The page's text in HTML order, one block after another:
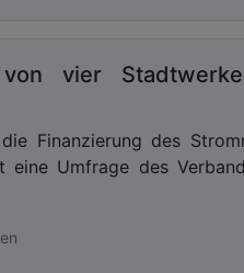
vier
Finanzierung des
eine Umfrage des